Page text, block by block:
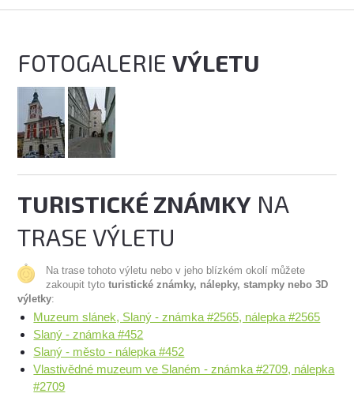
FOTOGALERIEVÝLETU
TURISTICKÉ ZNÁMKY NA
TRASE VÝLETU
Na trase tohoto výletu nebo v jeho blízkém okolí můžete
zakoupit tytoturistické známky, nálepky, stampky nebo 3D
výletky:
Muzeum slánek, Slaný - známka #2565, nálepka #2565
Slaný - známka #452
Slaný - město - nálepka #452
Vlastivědné muzeum ve Slaném - známka #2709, nálepka
#2709